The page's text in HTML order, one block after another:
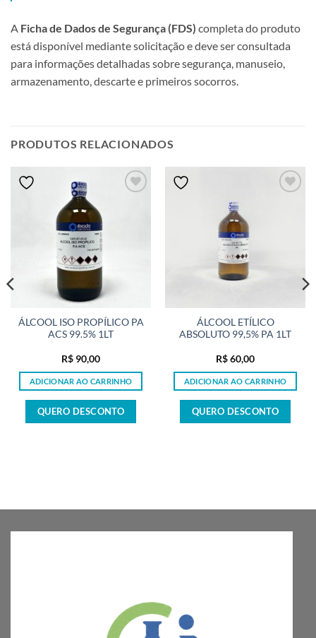
A Ficha de Dados de Segurança (FDS) completa do produto
está disponível mediante solicitação e deve ser consultada
para informações detalhadas sobre segurança, manuseio,
armazenamento, descarte e primeiros socorros.
PRODUTOS RELACIONADOS
ÁLCOOL ISO PROPÍLICO PA
ACS 99.5% 1LT
R$ 90,00
ADICIONAR AO CARRINHO
QUERO DESCONTO
ÁLCOOL ETÍLICO
ABSOLUTO 99,5% PA 1LT
R$60,00
ADICIONAR AO CARRINHO
QUERO DESCONTO